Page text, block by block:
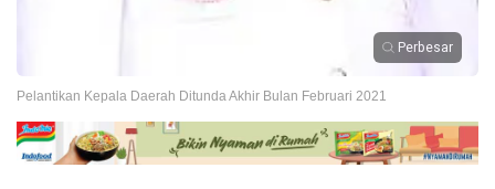
Perbesar
Pelantikan Kepala Daerah Ditunda Akhir Bulan Februari 2021